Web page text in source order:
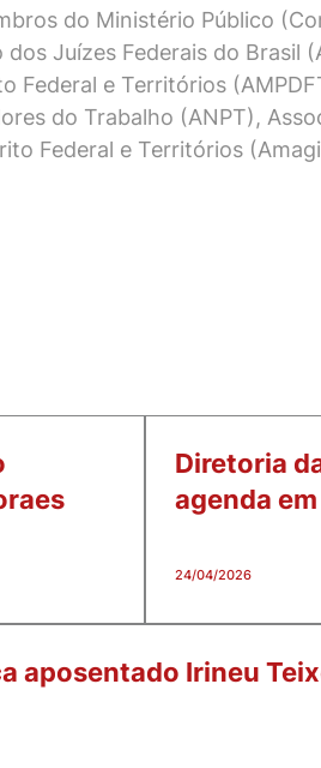
do Ministério Público
Juízes Federais do Brasil
Federal e Territórios
do Trabalho (ANPT),
Federal e Territórios
Diretoria
agenda
24/04/2026
aposentado Irineu